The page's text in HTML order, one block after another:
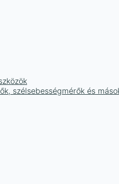
szélsebességmérők és